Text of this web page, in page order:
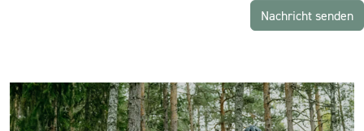
Nachricht senden